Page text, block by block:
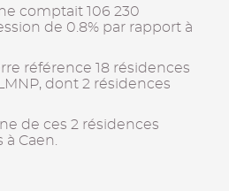
comptait 106 230
de 0.8% par rapport à
référence 18 résidences
dont 2 résidences
de ces 2 résidences
Caen.